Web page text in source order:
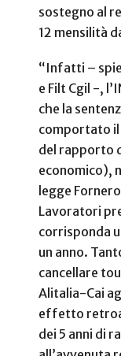
sostegno al
12 mensilità
“Infatti –
e Filt Cgil -,
che la
comportato
del rapporto
economico),
legge
Lavoratori
corrisponda
un anno.
cancellare
Alitalia-Cai
effetto
dei 5 anni di